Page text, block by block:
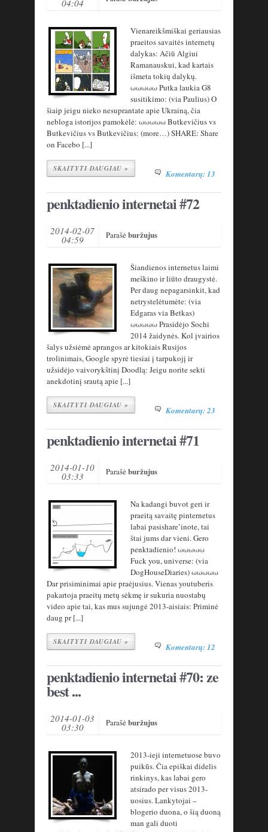
04:04
Vienareikšmiškai geriausias
praeitos savaitės internetų
dalykas: Ačiū Algiui
Ramanauskui, kad kartais
išmeta tokių dalykų.
ωωωωω Putka laukia G8
susitikimo: (via Paulius) O
šiaip jeigu nieko nesuprantate apie Ukrainą, čia
nebloga istorijos pamokėlė: ωωωωω Butkevičius vs
Butkevičius vs Butkevičius: (more…) SHARE: Share
on Facebo [...]
SKAITYTI DAUGIAU » Komentarų: 13
penktadienio internetai #72
2014-02-07
04:59 Parašėburžujus
Šiandienos internetus laimi
meškino ir liūto draugystė.
Per daug nepagarsinkit, kad
netrystelėtumėte: (via
Edgaras via Betkas)
ωωωωω Prasidėjo Sochi
2014 žaidynės. Kol įvairios
šalys užsiėmė aprangos ar kitokiais Rusijos
trolinimais, Google spyrė tiesiai į tarpukojį ir
užsidėjo vaivorykštinį Doodlą: Jeigu norite sekti
anekdotinį srautą apie [...]
SKAITYTI DAUGIAU » Komentarų: 23
penktadienio internetai #71
2014-01-10
03:33 Parašėburžujus
Na kadangi buvot geri ir
praeitą savaitę pinternetus
labai pasishare’inote, tai
štai jums dar vieni. Gero
penktadienio! ωωωωω
Fuck you, universe: (via
DogHouseDiaries) ωωωωω
Dar prisiminimai apie praėjusius. Vienas youtuberis
pakartoja praeitų metų sėkmę ir sukuria nuostabų
video apie tai, kas mus sujungė 2013-aisiais: Priminė
daug pr [...]
SKAITYTI DAUGIAU » Komentarų: 12
penktadienio internetai #70: ze
best ...
2014-01-03
03:30 Parašėburžujus
2013-ieji internetuose buvo
puikūs. Čia epiškai didelis
rinkinys, kas labai gero
atsirado per visus 2013-
uosius. Lankytojai –
blogerio duona, o šią duoną
man gali duoti